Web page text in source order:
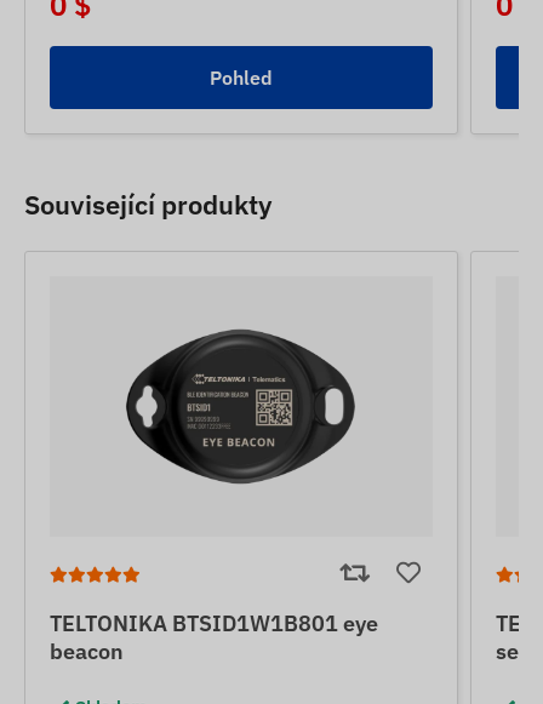
Pohled
Související produkty
TELTONIKA BTSID1W1B801 eye
beacon